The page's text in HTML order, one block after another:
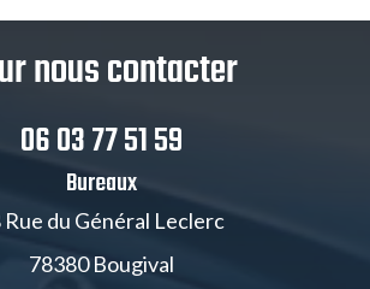
nous contacter
06 03 77 51 59
Bureaux
Rue du Général Leclerc
78380 Bougival